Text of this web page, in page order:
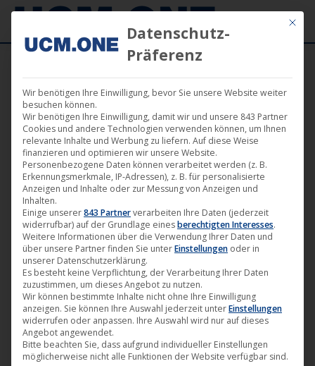
Suchergebnisse für:
🎵 Limitierte Vinylauflagen der beiden
Alben „Wellenbad“ und „Raumgleiter“
von „Der Dritte Raum“ ab jetzt im
Vorverkauf
Mit
Datenschutz-
Präferenz
Wir benötigen Ihre Einwilligung, bevor Sie unsere Website weiter
besuchen können.
Wir benötigen Ihre Einwilligung, damit wir und unsere 843 Partner
Cookies und andere Technologien verwenden können, um Ihnen
relevante Inhalte und Werbung zu liefern. Auf diese Weise
finanzieren und optimieren wir unsere Website.
Personenbezogene Daten können verarbeitet werden (z. B.
Erkennungsmerkmale, IP-Adressen), z. B. für personalisierte
Anzeigen und Inhalte oder zur Messung von Anzeigen und
Inhalten.
Einige unserer843 Partnerverarbeiten Ihre Daten (jederzeit
widerrufbar) auf der Grundlage einesberechtigten Interesses.
Weitere Informationen über die Verwendung Ihrer Daten und
über unsere Partner finden Sie unterEinstellungen oder in
unserer Datenschutzerklärung.
Es besteht keine Verpflichtung, der Verarbeitung Ihrer Daten
zuzustimmen, um dieses Angebot zu nutzen.
Wir können bestimmte Inhalte nicht ohne Ihre Einwilligung
anzeigen. Sie können Ihre Auswahl jederzeit unterEinstellungen
widerrufen oder anpassen. Ihre Auswahl wird nur auf dieses
Angebot angewendet.
Bitte beachten Sie, dass aufgrund individueller Einstellungen
möglicherweise nicht alle Funktionen der Website verfügbar sind.